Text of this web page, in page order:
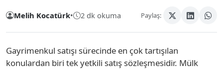
Melih Kocatürk• 2 dk okuma Paylaş:
Gayrimenkul satışı sürecinde en çok tartışılan
konulardan biri tek yetkili satış sözleşmesidir. Mülk